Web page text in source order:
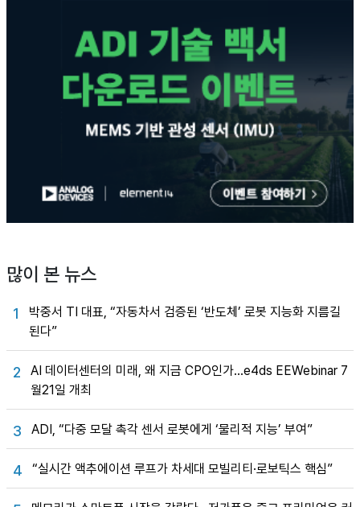
많이 본 뉴스
1
박중서 TI 대표, “자동차서 검증된 ‘반도체’ 로봇 지능화 지름길
된다”
2
AI 데이터센터의 미래, 왜 지금 CPO인가…e4ds EEWebinar 7
월21일 개최
3 ADI, “다중 모달 촉각 센서 로봇에게 ‘물리적 지능’ 부여”
4 “실시간 액추에이션 루프가 차세대 모빌리티·로보틱스 핵심”